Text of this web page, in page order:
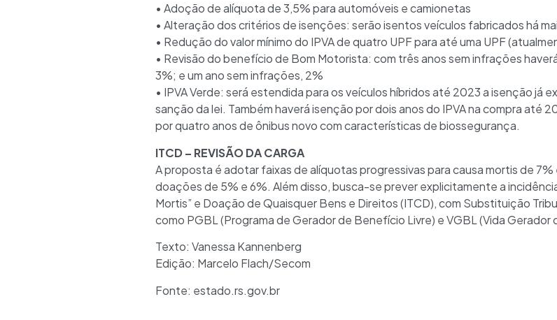
• Adoção de alíquota de 3,5% para automóveis e camionetas
• Alteração dos critérios de isenções: serão isentos veículos fabricados há
• Redução do valor mínimo do IPVA de quatro UPF para até uma UPF
• Revisão do benefício de Bom Motorista: com três anos sem infrações
3%; e um ano sem infrações, 2%
• IPVA Verde: será estendida para os veículos híbridos até 2023 a isenção já
sanção da lei. Também haverá isenção por dois anos do IPVA na compra até
por quatro anos de ônibus novo com características de biossegurança.
ITCD – REVISÃO DA CARGA
A proposta é adotar faixas de alíquotas progressivas para causa mortis de
doações de 5% e 6%. Além disso, busca-se prever explicitamente a
Mortis” e Doação de Quaisquer Bens e Direitos (ITCD), com Substituição
como PGBL (Programa de Gerador de Benefício Livre) e VGBL (Vida Gerador
Texto: Vanessa Kannenberg
Edição: Marcelo Flach/Secom
Fonte: estado.rs.gov.br